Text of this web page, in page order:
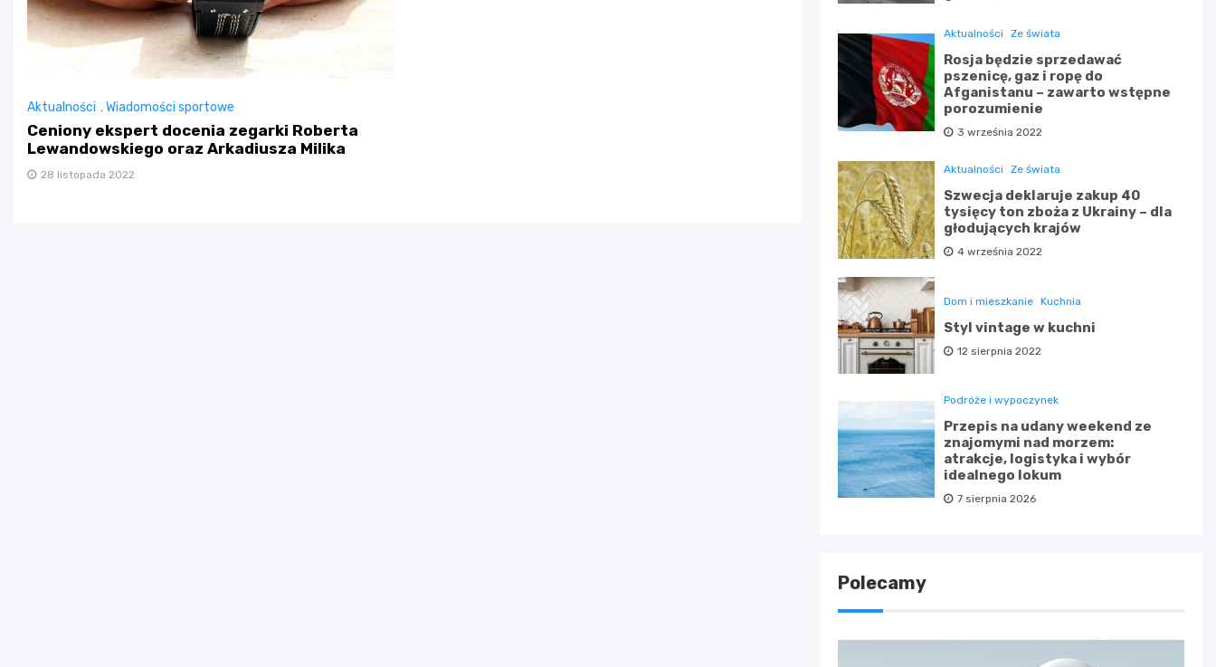
Aktualności ,Wiadomości sportowe
Ceniony ekspert docenia zegarki Roberta
Lewandowskiego oraz Arkadiusza Milika
28 listopada 2022
Aktualności Ze świata
Rosja będzie sprzedawać
pszenicę, gaz i ropę do
Afganistanu – zawarto wstępne
porozumienie
3 września 2022
Aktualności Ze świata
Szwecja deklaruje zakup 40
tysięcy ton zboża z Ukrainy – dla
głodujących krajów
4 września 2022
Dom i mieszkanie Kuchnia
Styl vintage w kuchni
12 sierpnia 2022
Podróże i wypoczynek
Przepis na udany weekend ze
znajomymi nad morzem:
atrakcje, logistyka i wybór
idealnego lokum
7 sierpnia 2026
Polecamy